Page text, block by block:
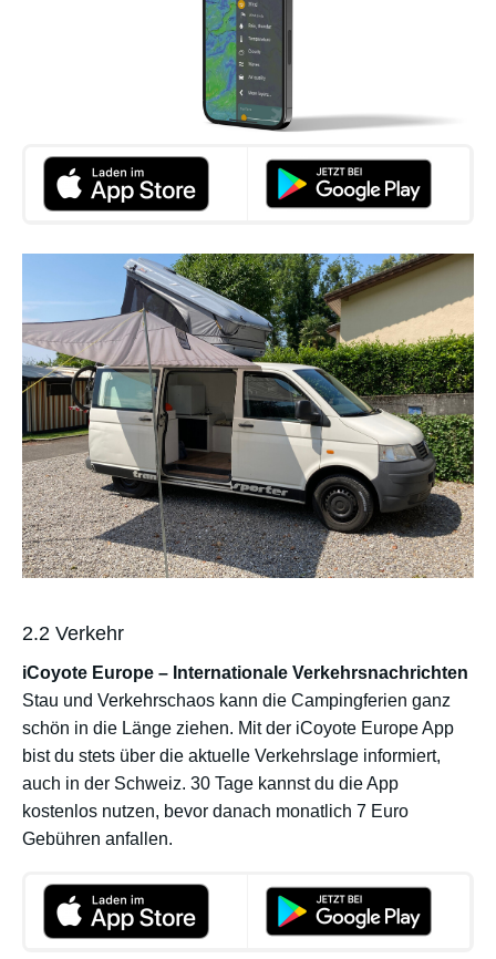
2.2 Verkehr
iCoyote Europe – Internationale Verkehrsnachrichten
Stau und Verkehrschaos kann die Campingferien ganz
schön in die Länge ziehen. Mit der iCoyote Europe App
bist du stets über die aktuelle Verkehrslage informiert,
auch in der Schweiz. 30 Tage kannst du die App
kostenlos nutzen, bevor danach monatlich 7 Euro
Gebühren anfallen.